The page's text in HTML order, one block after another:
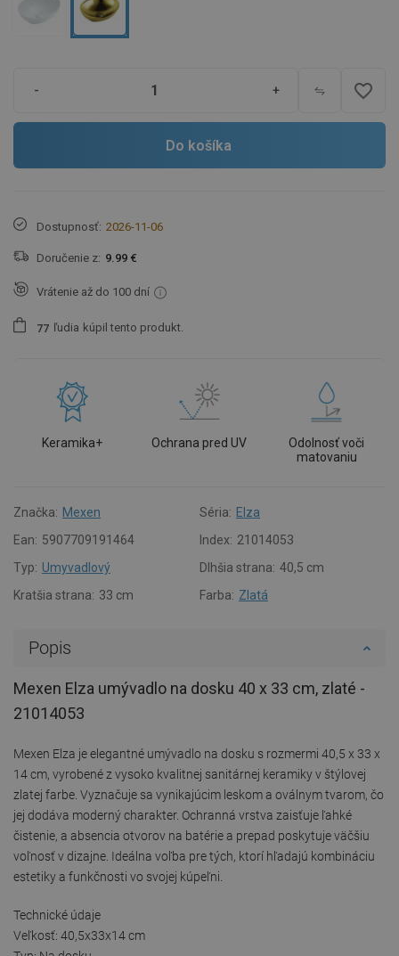
- + favorite_border
Do košíka
Dostupnosť: 2026-11-06
Doručenie z: 9.99 €
Vrátenie až do 100 dní
77 ľudia kúpil tento produkt.
Keramika+ Ochrana pred UV
Odolnosť voči
matovaniu
Značka: Mexen Séria: Elza
Ean: 5907709191464 Index: 21014053
Typ: Umyvadlový Dlhšia strana: 40,5 cm
Kratšia strana: 33 cm Farba: Zlatá
Popis
Mexen Elza umývadlo na dosku 40 x 33 cm, zlaté -
21014053
Mexen Elza je elegantné umývadlo na dosku s rozmermi 40,5 x 33 x
14 cm, vyrobené z vysoko kvalitnej sanitárnej keramiky v štýlovej
zlatej farbe. Vyznačuje sa vynikajúcim leskom a oválnym tvarom, čo
jej dodáva moderný charakter. Ochranná vrstva zaisťuje ľahké
čistenie, a absencia otvorov na batérie a prepad poskytuje väčšiu
voľnosť v dizajne. Ideálna voľba pre tých, ktorí hľadajú kombináciu
estetiky a funkčnosti vo svojej kúpeľni.
Technické údaje
Veľkosť: 40,5x33x14 cm